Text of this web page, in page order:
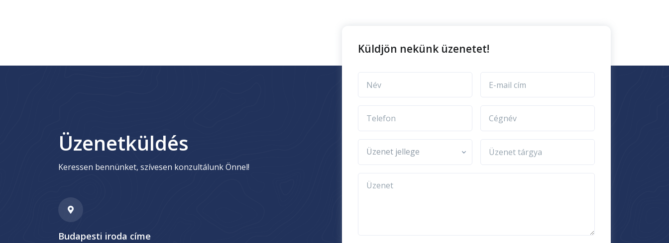
Üzenetküldés
Keressen bennünket, szívesen konzultálunk Önnel!
Budapesti iroda címe
Küldjön nekünk üzenetet!
Üzenet jellege
Üzenet